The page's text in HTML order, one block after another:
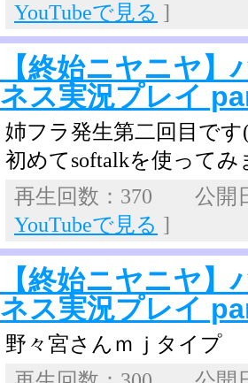
YouTubeで見る ]
【終始ニヤニヤ
ネス実況プレイ
姉フラ発生第二回目です
初めてsoftalkを使ってみ
再生回数：370 公開
YouTubeで見る ]
【終始ニヤニヤ
ネス実況プレイ
野々宮さんｍｊタイプ